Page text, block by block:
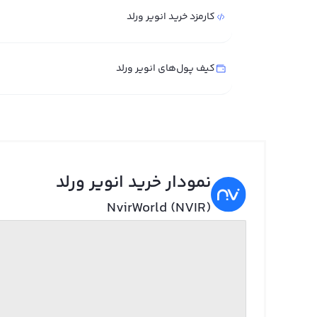
کارمزد خرید انویر ورلد
کیف پول‌های انویر ورلد
نمودار خرید انویر ورلد
NvirWorld (NVIR)